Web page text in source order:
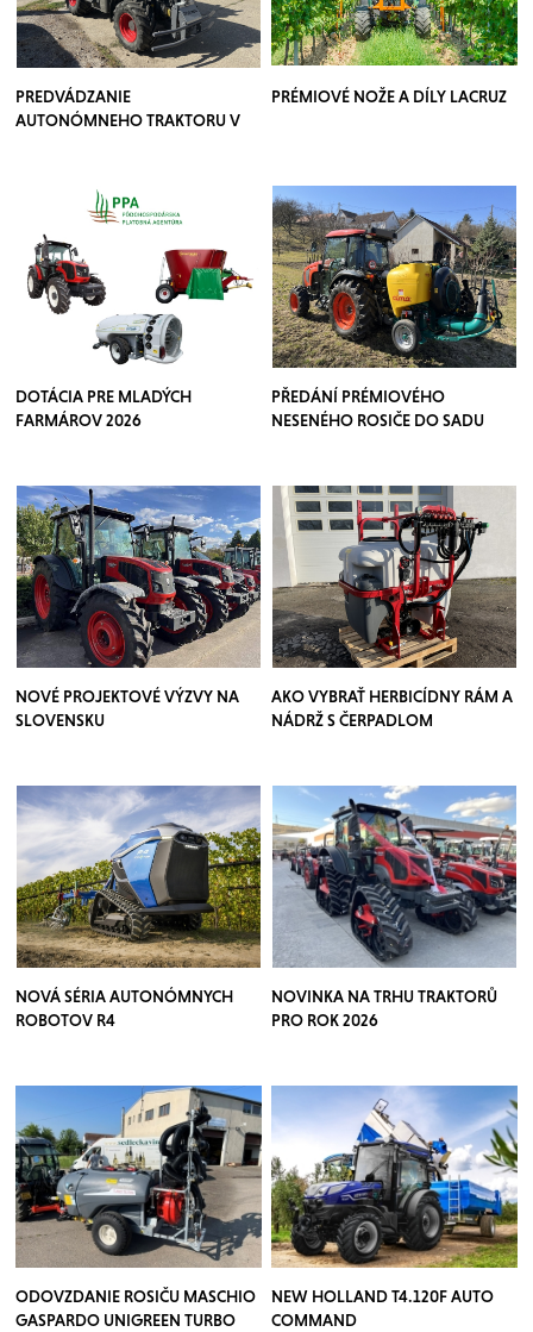
PREDVÁDZANIE
AUTONÓMNEHO TRAKTORU V
PRÉMIOVÉ NOŽE A DÍLY LACRUZ
DOTÁCIA PRE MLADÝCH
FARMÁROV 2026
PŘEDÁNÍ PRÉMIOVÉHO
NESENÉHO ROSIČE DO SADU
NOVÉ PROJEKTOVÉ VÝZVY NA
SLOVENSKU
AKO VYBRAŤ HERBICÍDNY RÁM A
NÁDRŽ S ČERPADLOM
NOVÁ SÉRIA AUTONÓMNYCH
ROBOTOV R4
NOVINKA NA TRHU TRAKTORŮ
PRO ROK 2026
ODOVZDANIE ROSIČU MASCHIO
GASPARDO UNIGREEN TURBO
NEW HOLLAND T4.120F AUTO
COMMAND